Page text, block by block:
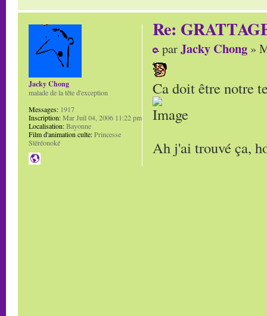
Re:
parJacky Chong »
Ca doit être notre
Ah j'ai trouvé ça,
Jacky Chong
malade de la tête d'exception
Messages: 1917
Inscription:Mar Juil 04, 2006 11:22 pm
Localisation:Bayonne
Film d'animation culte:Princesse
Stéréonoké